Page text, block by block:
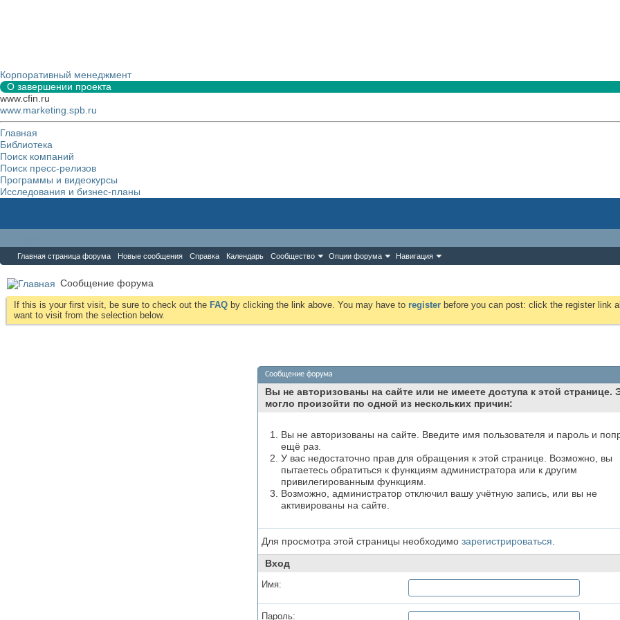
Корпоративный менеджмент
О завершении проекта
www.cfin.ru
www.marketing.spb.ru
Главная
Библиотека
Поиск компаний
Поиск пресс-релизов
Программы и видеокурсы
Исследования и бизнес-планы
Главная страница форума Новые сообщения Справка Календарь Сообщество Опции форума Навигация
Сообщение форума
If this is your first visit, be sure to check out the FAQ by clicking the link above. You may have to register before you can post: click the register link
want to visit from the selection below.
Сообщение форума
Вы не авторизованы на сайте или не имеете доступа к этой странице.
могло произойти по одной из нескольких причин:
Вы не авторизованы на сайте. Введите имя пользователя и пароль и
ещё раз.
У вас недостаточно прав для обращения к этой странице. Возможно, вы
пытаетесь обратиться к функциям администратора или к другим
привилегированным функциям.
Возможно, администратор отключил вашу учётную запись, или вы не
активированы на сайте.
Для просмотра этой страницы необходимо зарегистрироваться
Вход
Имя:
Пароль: